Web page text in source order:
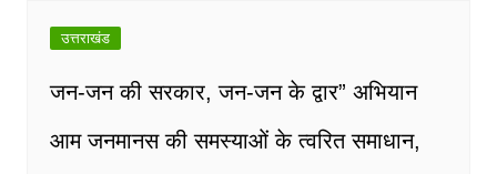
उत्तराखंड
जन-जन की सरकार, जन-जन के द्वार” अभियान
आम जनमानस की समस्याओं के त्वरित समाधान,